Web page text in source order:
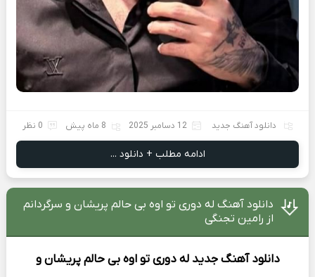
دانلود آهنگ جدید 12 دسامبر 2025 8 ماه پیش 0 نظر
ادامه مطلب + دانلود ...
دانلود آهنگ له دوری تو اوه بی حالم پریشان و سرگردانم
از رامین تجنگی
دانلود آهنگ جدید له دوری تو اوه بی حالم پریشان و